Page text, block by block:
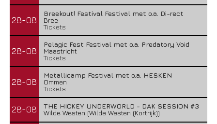
28-08
Breekout! Festival Festival met o.a. Di-rect
Bree
Tickets
28-08
Pelagic Fest Festival met o.a. Predatory Void
Maastricht
Tickets
28-08
Metallicamp Festival met o.a. HESKEN
Ommen
Tickets
28-08
THE HICKEY UNDERWORLD - DAK SESSION #3
Wilde Westen (Wilde Westen (Kortrijk))